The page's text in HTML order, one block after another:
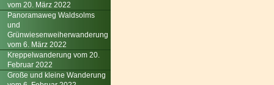
vom 20. März 2022
Panoramaweg Waldsolms
und
Grünwiesenweiherwanderung
vom 6. März 2022
Kreppelwanderung vom 20.
Februar 2022
Große und kleine Wanderung